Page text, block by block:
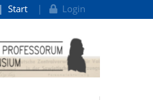
Start Login